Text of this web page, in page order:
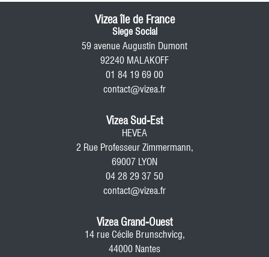
Vizea île de France
Siege Social
59 avenue Augustin Dumont
92240 MALAKOFF
01 84 19 69 00
contact@vizea.fr
Vizea Sud-Est
HEVEA
2 Rue Professeur Zimmermann,
69007 LYON
04 28 29 37 50
contact@vizea.fr
Vizea Grand-Ouest
14 rue Cécile Brunschvicg,
44000 Nantes